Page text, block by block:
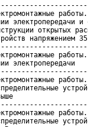
открытых